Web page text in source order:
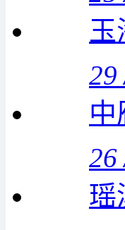
玉
29
中
26
瑶